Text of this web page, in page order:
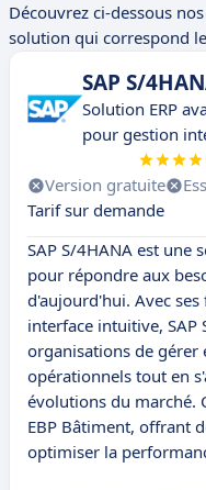
Découvrez ci-dessous
solution qui correspond
SAP S/
Solution ERP
pour gestion
Version gratuite
Tarif sur demande
SAP S/4HANA est une
pour répondre aux
d'aujourd'hui. Avec
interface intuitive, SAP
organisations de gérer
opérationnels tout en
évolutions du marché.
EBP Bâtiment, offrant
optimiser la